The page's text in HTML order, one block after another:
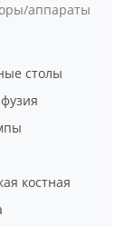
аппараты
столы
костная